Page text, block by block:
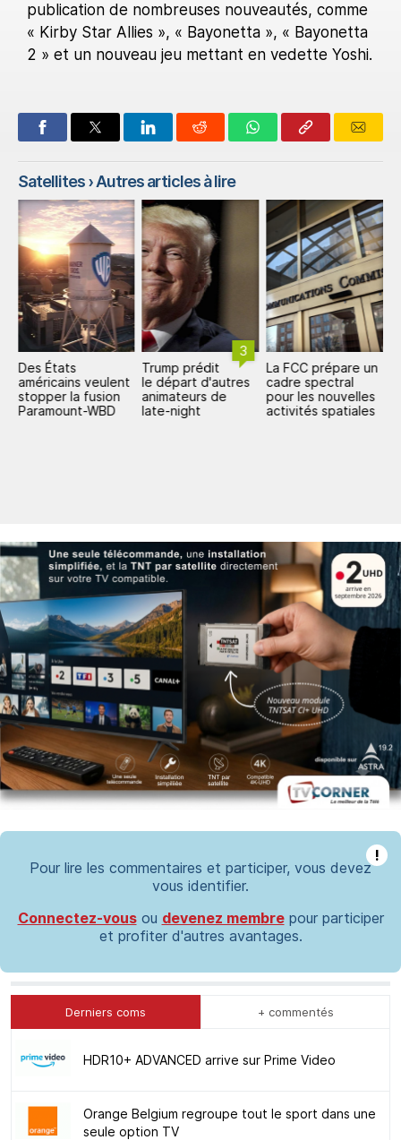
publication de nombreuses nouveautés, comme
« Kirby Star Allies », « Bayonetta », « Bayonetta
2 » et un nouveau jeu mettant en vedette Yoshi.
Satellites› Autres articles à lire
Des États
américains veulent
stopper la fusion
Paramount-WBD
3
Trump prédit
le départ d'autres
animateurs de
late-night
La FCC prépare un
cadre spectral
pour les nouvelles
activités spatiales
!
Pour lire les commentaires et participer, vous devez
vous identifier.
Connectez-vousou devenez membrepour participer
et profiter d'autres avantages.
Derniers coms + commentés
HDR10+ ADVANCED arrive sur Prime Video
Orange Belgium regroupe tout le sport dans une
seule option TV